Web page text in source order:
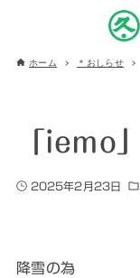
ホーム ＊おしらせ
「iemo
2025年2月23日
降雪の為